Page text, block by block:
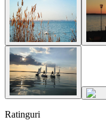
Ratinguri